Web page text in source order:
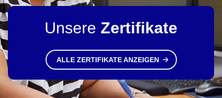
Unsere Zertifikate
ALLE ZERTIFIKATE ANZEIGEN